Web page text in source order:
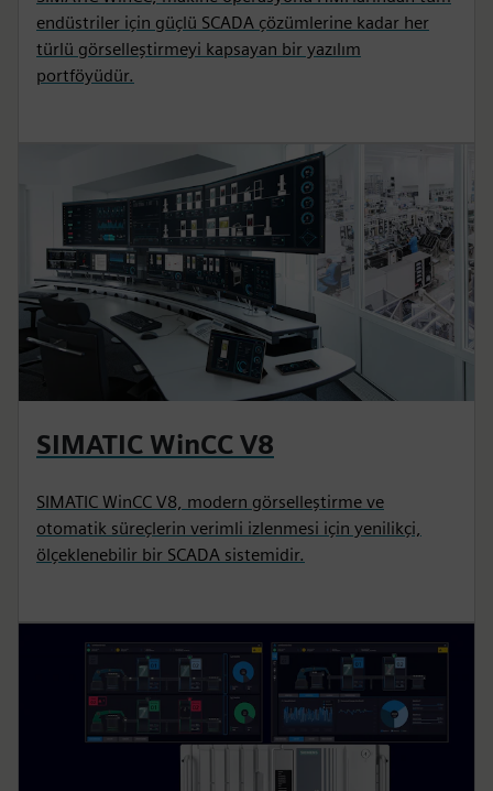
endüstriler için güçlü SCADA çözümlerine kadar her
türlü görselleştirmeyi kapsayan bir yazılım
portföyüdür.
SIMATIC WinCC V8
SIMATIC WinCC V8, modern görselleştirme ve
otomatik süreçlerin verimli izlenmesi için yenilikçi,
ölçeklenebilir bir SCADA sistemidir.